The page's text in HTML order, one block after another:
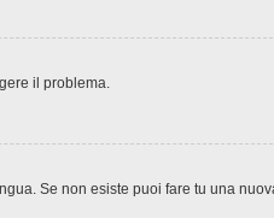
il problema.
Se non esiste puoi fare tu una